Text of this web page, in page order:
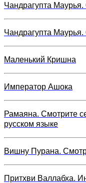
Чандрагупта
Чандрагупта
Маленький Кришна
Император Ашока
Рамаяна. Смотрите
русском языке
Вишну Пурана.
Притхви Валлабха.